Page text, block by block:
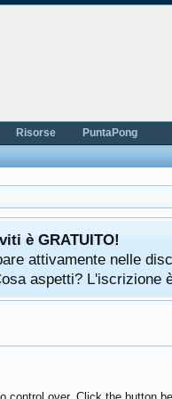
è GRATUITO!
attivamente nelle
aspetti? L'iscrizione
Risorse PuntaPong